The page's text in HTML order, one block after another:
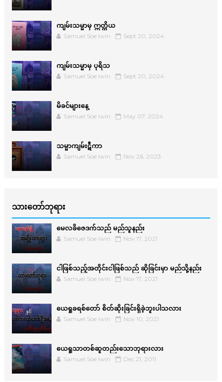
ကျမ်းသမ္မာမှ ဣတ္ထိယ
Samuel Soe lwin Sept 20, 2024
ကျမ်းသမ္မာမှ ပုရိသ
Samuel Soe lwin Sept 20, 2024
မိခင်များနေ့
Samuel Soe lwin May 07, 2024
သမ္မာကျမ်းဋီကာ
Samuel Soe lwin Nov 26, 2023
သားတော်ဘုရား
မေလခိဇေဒက်သည် မည်သူနည်း
Samuel Soe lwin Nov 17, 2021
ငါဖြစ်သည့်အတိုင်းငါဖြစ်သည် ဆိုခြင်းမှာ မည်သို့နည်း
Samuel Soe lwin Nov 17, 2021
ယေရှုခရစ်တော် စိတ်ဆိုးခြင်းရှိခဲ့ဘူးပါသလား
Samuel Soe lwin Nov 10, 2021
ယေရှုသာတစ်ဆူတည်းသောဘုရားလား
Samuel Soe lwin Dec 21, 2011